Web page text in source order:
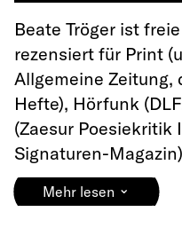
Beate Tröger ist
rezensiert für Print
Allgemeine Zeitung,
Hefte), Hörfunk
(Zaesur Poesiekritik
Signaturen-
Mehr lesen ⌄